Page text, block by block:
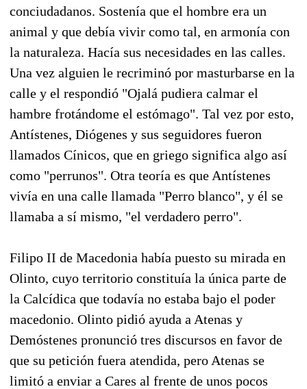
conciudadanos. Sostenía que el hombre era un
animal y que debía vivir como tal, en armonía con
la naturaleza. Hacía sus necesidades en las calles.
Una vez alguien le recriminó por masturbarse en la
calle y el respondió "Ojalá pudiera calmar el
hambre frotándome el estómago". Tal vez por esto,
Antístenes, Diógenes y sus seguidores fueron
llamados Cínicos, que en griego significa algo así
como "perrunos". Otra teoría es que Antístenes
vivía en una calle llamada "Perro blanco", y él se
llamaba a sí mismo, "el verdadero perro".
Filipo II de Macedonia había puesto su mirada en
Olinto, cuyo territorio constituía la única parte de
la Calcídica que todavía no estaba bajo el poder
macedonio. Olinto pidió ayuda a Atenas y
Demóstenes pronunció tres discursos en favor de
que su petición fuera atendida, pero Atenas se
limitó a enviar a Cares al frente de unos pocos